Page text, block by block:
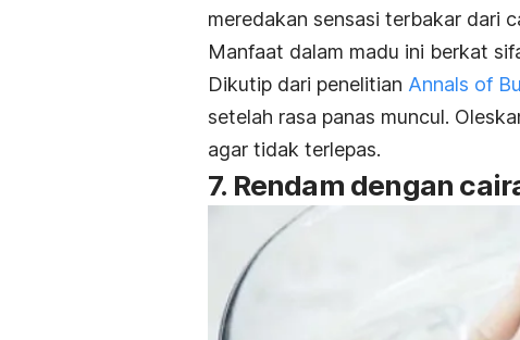
meredakan sensasi terbakar dari
Manfaat dalam madu ini berkat
Dikutip dari penelitian Annals of
setelah rasa panas muncul.
agar tidak terlepas.
7. Rendam dengan